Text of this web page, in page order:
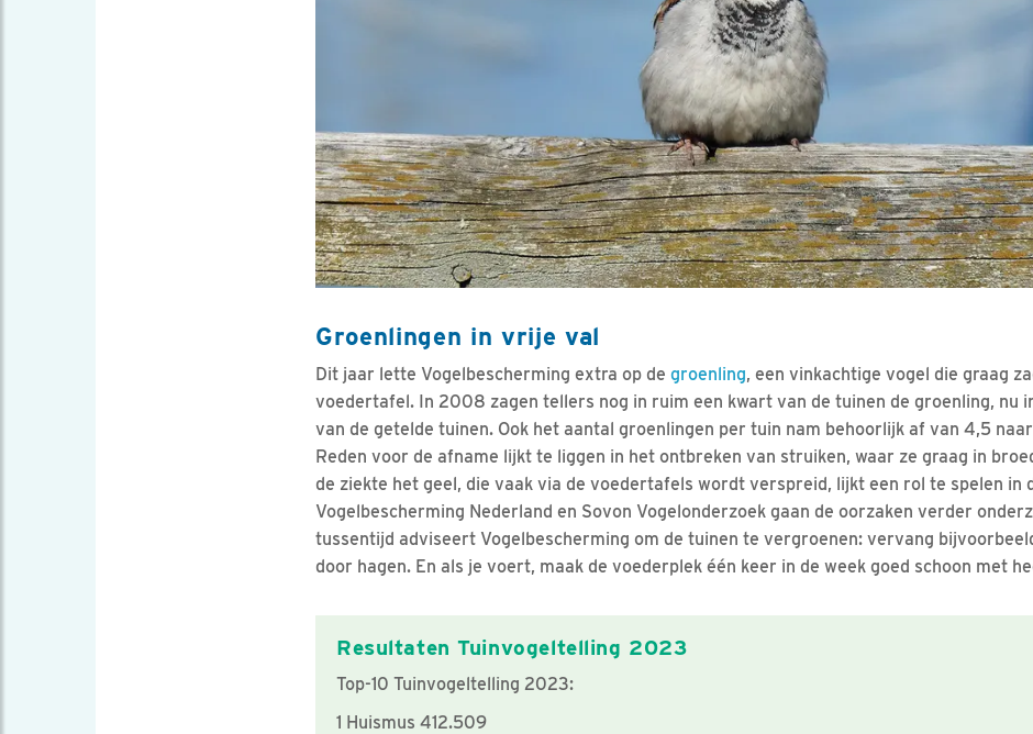
Groenlingen in vrije val
Dit jaar lette Vogelbescherming extra op de groenling, een vinkachtige vogel die graag
voedertafel. In 2008 zagen tellers nog in ruim een kwart van de tuinen de groenling, nu
van de getelde tuinen. Ook het aantal groenlingen per tuin nam behoorlijk af van 4,5
Reden voor de afname lijkt te liggen in het ontbreken van struiken, waar ze graag in
de ziekte het geel, die vaak via de voedertafels wordt verspreid, lijkt een rol te spelen in
Vogelbescherming Nederland en Sovon Vogelonderzoek gaan de oorzaken verder
tussentijd adviseert Vogelbescherming om de tuinen te vergroenen: vervang
door hagen. En als je voert, maak de voederplek één keer in de week goed schoon met
Resultaten Tuinvogeltelling 2023
Top-10 Tuinvogeltelling 2023:
1 Huismus 412.509